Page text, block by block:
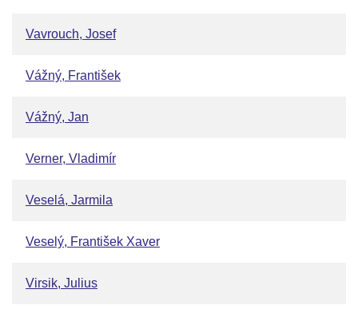
Vavrouch, Josef
Vážný, František
Vážný, Jan
Verner, Vladimír
Veselá, Jarmila
Veselý, František Xaver
Virsik, Julius